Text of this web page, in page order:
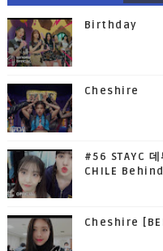
Birthday
Cheshire
#56 STAYC
CHILE
Cheshire